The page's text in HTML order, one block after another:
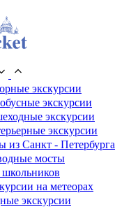
экскурсии
экскурсии
экскурсии
экскурсии
из Санкт - Петербурга
мосты
на метеорах
экскурсии